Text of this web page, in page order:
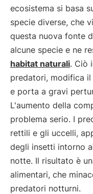
ecosistema si basa
specie diverse, che
questa nuova fonte
alcune specie e ne
habitat naturali. Ciò
predatori, modifica
e porta a gravi
L'aumento della
problema serio. I
rettili e gli uccelli,
degli insetti intorno
notte. Il risultato è
alimentari, che
predatori notturni.